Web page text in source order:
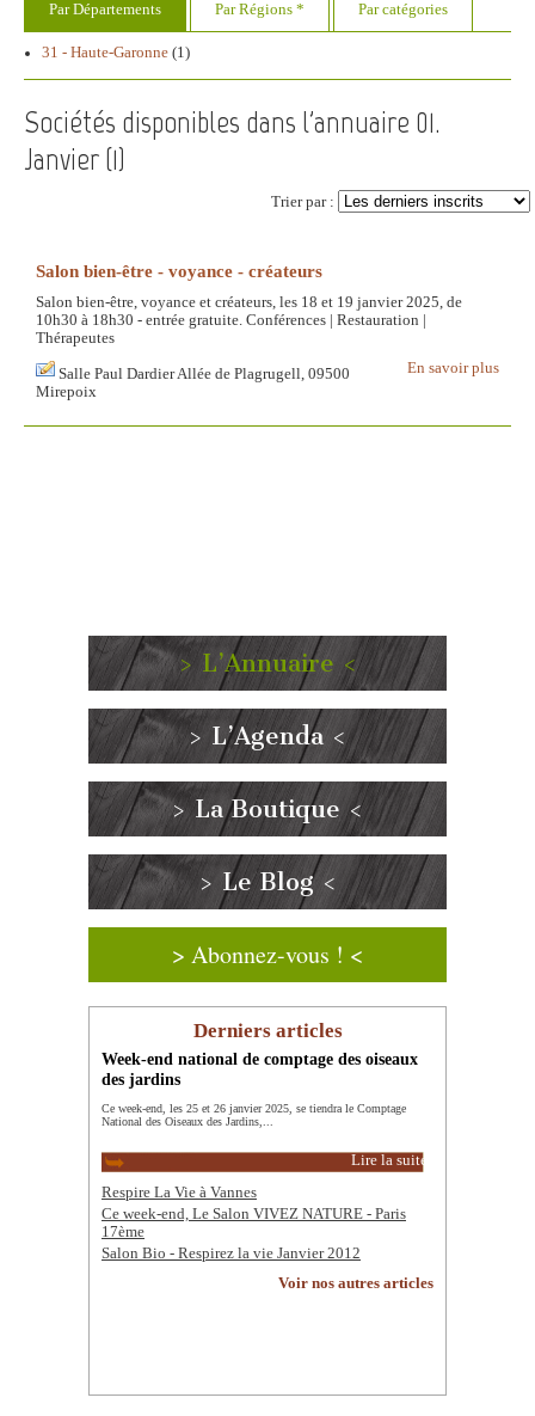
Par Départements Par Régions * Par catégories
31 - Haute-Garonne (1)
Sociétés disponibles dans l'annuaire 01.
Janvier (1)
Trier par :
Salon bien-être - voyance - créateurs
Salon bien-être, voyance et créateurs, les 18 et 19 janvier 2025, de
10h30 à 18h30 - entrée gratuite. Conférences | Restauration |
Thérapeutes
En savoir plus
Salle Paul Dardier Allée de Plagrugell, 09500
Mirepoix
> L’Annuaire <
> L’Agenda <
> La Boutique <
> Le Blog <
> Abonnez-vous ! <
Derniers articles
Week-end national de comptage des oiseaux
des jardins
Ce week-end, les 25 et 26 janvier 2025, se tiendra le Comptage
National des Oiseaux des Jardins,...
Lire la suite
Respire La Vie à Vannes
Ce week-end, Le Salon VIVEZ NATURE - Paris
17ème
Salon Bio - Respirez la vie Janvier 2012
Voir nos autres articles